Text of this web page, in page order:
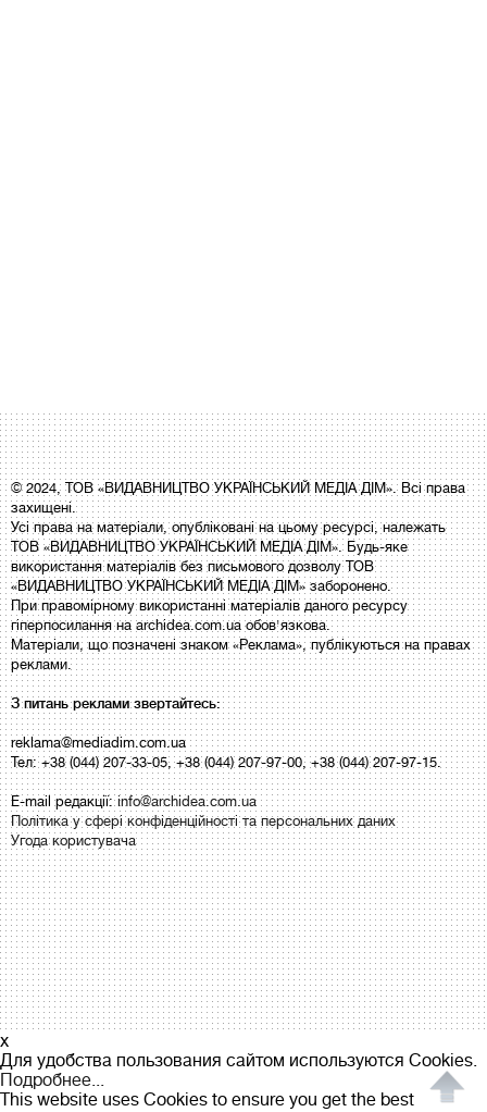
© 2024, ТОВ «ВИДАВНИЦТВО УКРАЇНСЬКИЙ МЕДІА ДІМ». Всі права
захищені.
Усі права на матеріали, опубліковані на цьому ресурсі, належать
ТОВ «ВИДАВНИЦТВО УКРАЇНСЬКИЙ МЕДІА ДІМ». Будь-яке
використання матеріалів без письмового дозволу ТОВ
«ВИДАВНИЦТВО УКРАЇНСЬКИЙ МЕДІА ДІМ» заборонено.
При правомірному використанні матеріалів даного ресурсу
гіперпосилання на archidea.com.ua обов'язкова.
Матеріали, що позначені знаком «Реклама», публікуються на правах
реклами.
З питань реклами звертайтесь:
reklama@mediadim.com.ua
Тел: +38 (044) 207-33-05, +38 (044) 207-97-00, +38 (044) 207-97-15.
E-mail редакції:info@archidea.com.ua
Політика у сфері конфіденційності та персональних даних
Угода користувача
x
Для удобства пользования сайтом используются Cookies.
Подробнее...
This website uses Cookies to ensure you get the best